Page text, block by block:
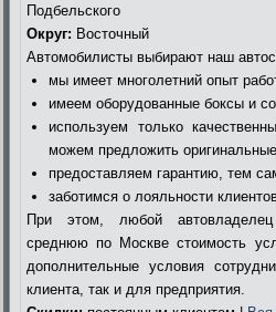
Подбельского
Округ: Восточный
Автомобилисты выбирают наш
мы имеет многолетний опыт
имеем оборудованные боксы и
используем только
можем предложить
предоставляем гарантию, тем
заботимся о лояльности
При этом, любой
среднюю по Москве стоимость
дополнительные условия
клиента, так и для предприятия.